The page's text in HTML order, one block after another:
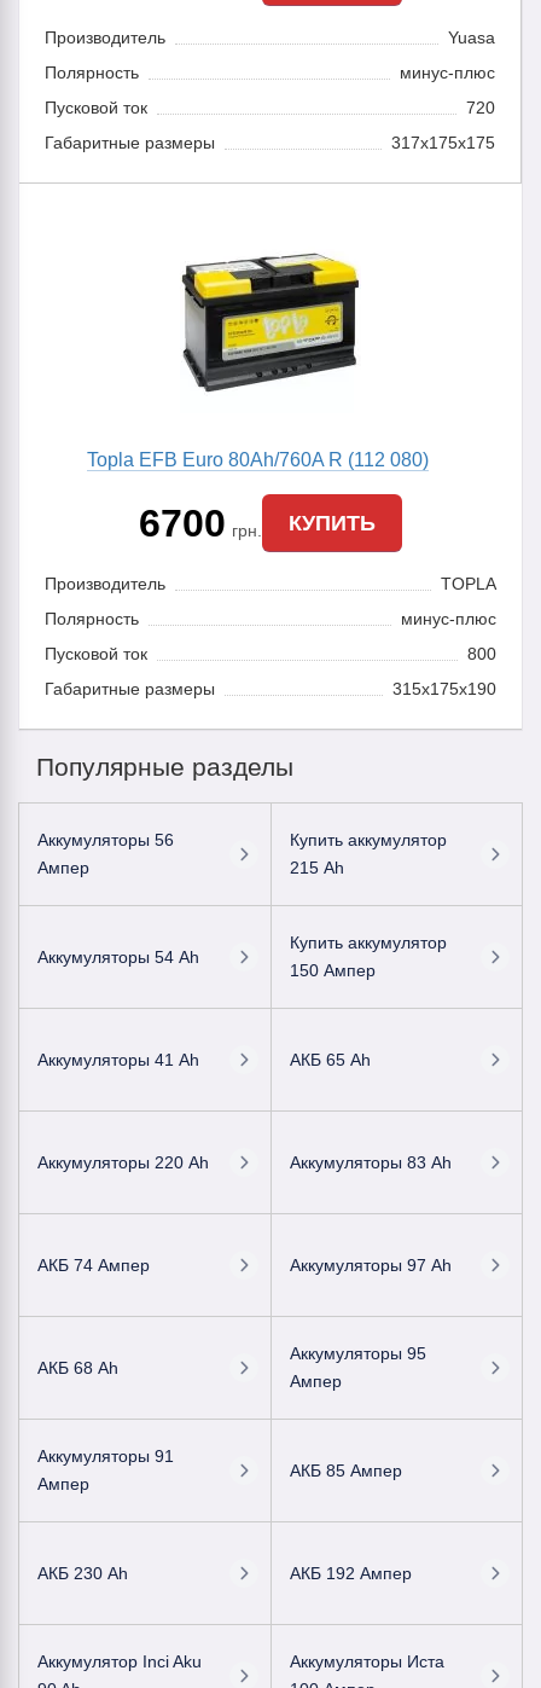
Производитель
Yuasa
Полярность
минус-плюс
Пусковой ток
720
Габаритные размеры
317x175x175
Topla EFB Euro 80Ah/760A R (112 080)
6700 грн. КУПИТЬ
Производитель
TOPLA
Полярность
минус-плюс
Пусковой ток
800
Габаритные размеры
315x175x190
Популярные разделы
Аккумуляторы 56
Ампер
Купить аккумулятор
215 Ah
Аккумуляторы 54 Ah
Купить аккумулятор
150 Ампер
Аккумуляторы 41 Ah АКБ 65 Ah
Аккумуляторы 220 Ah Аккумуляторы 83 Ah
АКБ 74 Ампер Аккумуляторы 97 Ah
АКБ 68 Ah
Аккумуляторы 95
Ампер
Аккумуляторы 91
Ампер
АКБ 85 Ампер
АКБ 230 Ah АКБ 192 Ампер
Аккумулятор Inci Aku
Аккумуляторы Иста